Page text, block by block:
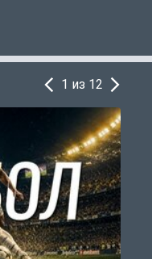
1 из 12